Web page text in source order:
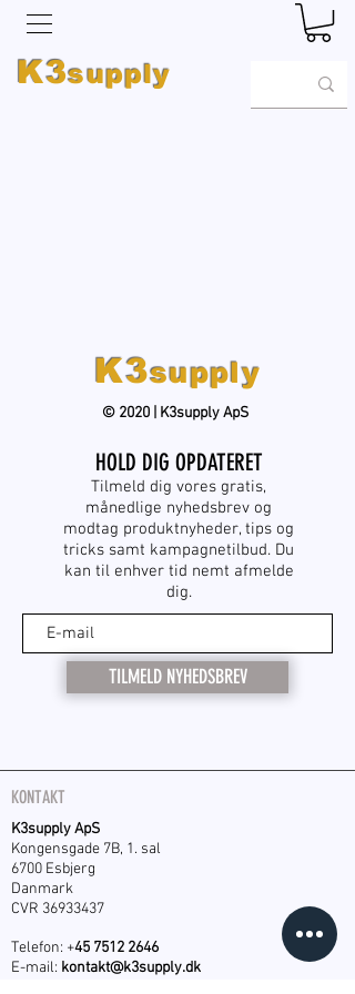
K3supply
K3supply
© 2020 | K3supply ApS
HOLD DIG OPDATERET
Tilmeld dig vores gratis,
månedlige nyhedsbrev og
modtag produktnyheder, tips og
tricks samt kampagnetilbud. Du
kan til enhver tid nemt afmelde
dig.
TILMELD NYHEDSBREV
KONTAKT
K3supply ApS
Kongensgade 7B, 1. sal
6700 Esbjerg
Danmark
CVR 36933437
Telefon: +45 7512 2646
E-mail: kontakt@k3supply.dk